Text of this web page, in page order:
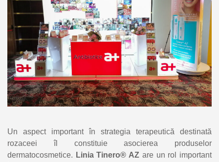
Un aspect important în strategia terapeutică destinată
rozaceei îl constituie asocierea produselor
dermatocosmetice. Linia Tinero® AZ are un rol important